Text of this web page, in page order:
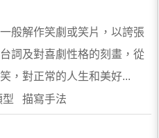
般解作笑劇或笑片，以誇張
詞及對喜劇性格的刻畫，從
，對正常的人生和美好...
描寫手法